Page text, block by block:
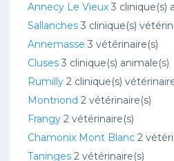
Annecy Le Vieux 3 clinique(s)
Sallanches 3 clinique(s)
Annemasse 3 vétérinaire(s)
Cluses 3 clinique(s) animale(s)
Rumilly 2 clinique(s)
Montriond 2 vétérinaire(s)
Frangy 2 vétérinaire(s)
Chamonix Mont Blanc 2
Taninges 2 vétérinaire(s)